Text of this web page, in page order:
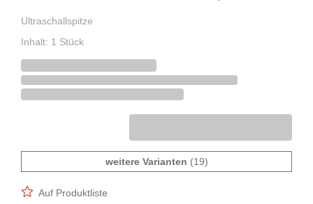
Ultraschallspitze
Inhalt: 1 Stück
weitere Varianten (19)
Auf Produktliste